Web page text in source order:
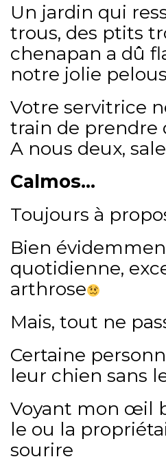
Un jardin qui
trous, des ptits
chenapan a dû
notre jolie
Votre servitrice
train de prendre
A nous deux,
Calmos…
Toujours à
Bien
quotidienne,
arthrose
Mais, tout ne
Certaine
leur chien sans
Voyant mon œil
le ou la
sourire